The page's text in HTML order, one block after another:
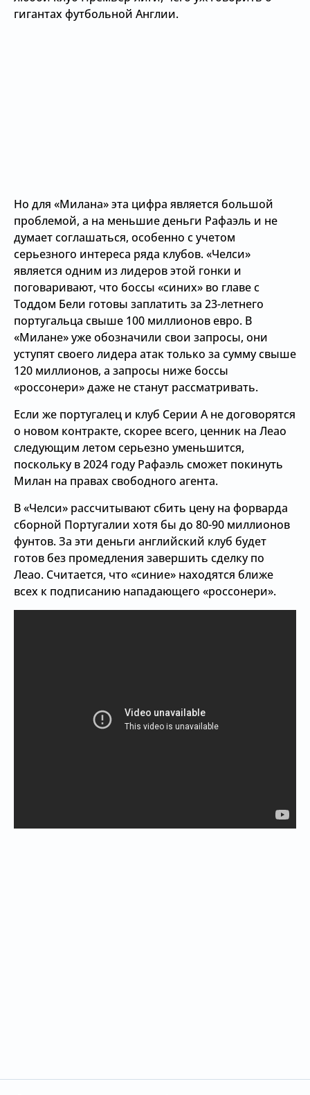
гигантах футбольной Англии.
Но для «Милана» эта цифра является большой
проблемой, а на меньшие деньги Рафаэль и не
думает соглашаться, особенно с учетом
серьезного интереса ряда клубов. «Челси»
является одним из лидеров этой гонки и
поговаривают, что боссы «синих» во главе с
Тоддом Бели готовы заплатить за 23-летнего
португальца свыше 100 миллионов евро. В
«Милане» уже обозначили свои запросы, они
уступят своего лидера атак только за сумму свыше
120 миллионов, а запросы ниже боссы
«россонери» даже не станут рассматривать.
Если же португалец и клуб Серии А не договорятся
о новом контракте, скорее всего, ценник на Леао
следующим летом серьезно уменьшится,
поскольку в 2024 году Рафаэль сможет покинуть
Милан на правах свободного агента.
В «Челси» рассчитывают сбить цену на форварда
сборной Португалии хотя бы до 80-90 миллионов
фунтов. За эти деньги английский клуб будет
готов без промедления завершить сделку по
Леао. Считается, что «синие» находятся ближе
всех к подписанию нападающего «россонери».